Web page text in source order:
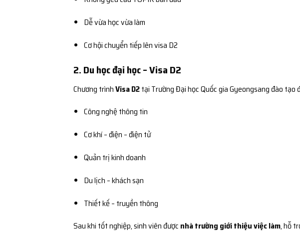
Dễ vừa học vừa làm
Cơ hội chuyển tiếp lên visa D2
2. Du học đại học – Visa D2
Chương trìnhVisa D2tại Trường Đại học Quốc gia Gyeongsang đào tạo
Công nghệ thông tin
Cơ khí – điện – điện tử
Quản trị kinh doanh
Du lịch – khách sạn
Thiết kế – truyền thông
Sau khi tốt nghiệp, sinh viên được nhà trường giới thiệu việc làm, hỗ